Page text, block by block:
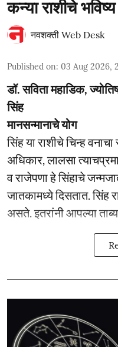
कन्या राशीचे भविष्य
नवशक्ती Web Desk
Published on: 03 Aug 2026,
डॉ. सविता महाडिक,
सिंह
मानसन्मानाचे योग
सिंह या राशीचे चिन्ह
अधिकार, लालसा
व राजेपणा हे सिंहाचे
जातकामध्ये दिसतात. सिंह
असते. इतरांनी आपल्या